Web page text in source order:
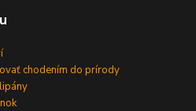
chodením do prírody